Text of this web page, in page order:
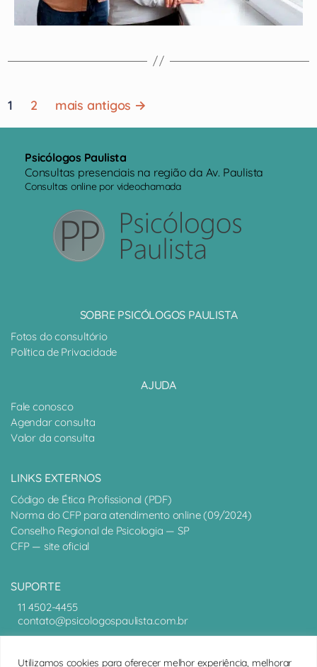
Utilizamos cookies para oferecer melhor experiência, melhorar
Paginação
de
posts
1 2 mais antigos →
Psicólogos Paulista
Consultas presenciais na região da Av. Paulista
Consultas online por videochamada
SOBRE PSICÓLOGOS PAULISTA
Fotos do consultório
Política de Privacidade
AJUDA
Fale conosco
Agendar consulta
Valor da consulta
LINKS EXTERNOS
Código de Ética Profissional (PDF)
Norma do CFP para atendimento online (09/2024)
Conselho Regional de Psicologia — SP
CFP — site oficial
SUPORTE
11 4502-4455
contato@psicologospaulista.com.br